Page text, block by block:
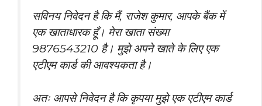
सविनय निवेदन है कि मैं, राजेश कुमार, आपके बैंक में
एक खाताधारक हूँ। मेरा खाता संख्या
9876543210 है। मुझे अपने खाते के लिए एक
एटीएम कार्ड की आवश्यकता है।
अतः आपसे निवेदन है कि कृपया मुझे एक एटीएम कार्ड